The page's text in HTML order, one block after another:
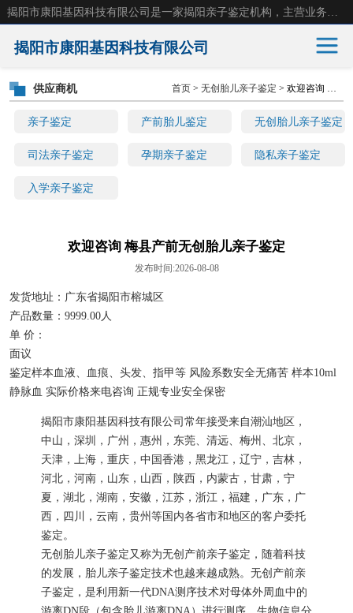
揭阳市康阳基因科技有限公司
亲子鉴定 产前胎儿鉴定 无创胎儿亲子鉴定
司法亲子鉴定 孕期亲子鉴定 隐私亲子鉴定
入学亲子鉴定
供应商机 首页 > 无创胎儿亲子鉴定 > 欢迎咨询 梅县产前无创胎儿亲子鉴定
欢迎咨询 梅县产前无创胎儿亲子鉴定
发布时间:2026-08-08
发货地址：广东省揭阳市榕城区
产品数量：9999.00人
单 价：
面议
鉴定样本血液、血痕、头发、指甲等 风险系数安全无痛苦 样本10ml
静脉血 实际价格来电咨询 正规专业安全保密
揭阳市康阳基因科技有限公司常年接受来自潮汕地区，
中山，深圳，广州，惠州，东莞、清远、梅州、北京，
天津，上海，重庆，中国香港，黑龙江，辽宁，吉林，
河北，河南，山东，山西，陕西，内蒙古，甘肃，宁
夏，湖北，湖南，安徽，江苏，浙江，福建，广东，广
西，四川，云南，贵州等国内各省市和地区的客户委托
鉴定。
无创胎儿亲子鉴定又称为无创产前亲子鉴定，随着科技
的发展，胎儿亲子鉴定技术也越来越成熟。无创产前亲
子鉴定，是利用新一代DNA测序技术对母体外周血中的
亲子鉴定 产前胎儿鉴定
无创胎儿亲子鉴定 司法亲子鉴定
孕期亲子鉴定